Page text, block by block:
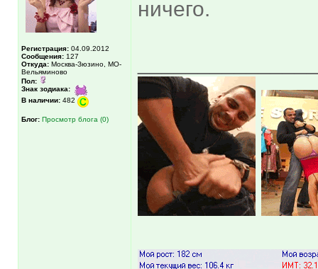
Регистрация: 04.09.2012
Сообщения: 127
Откуда: Москва-Зюзино, МО-
Вельяминово
Пол:
Знак зодиака:
В наличии: 482
Блог: Просмотр блога (0)
ничего.